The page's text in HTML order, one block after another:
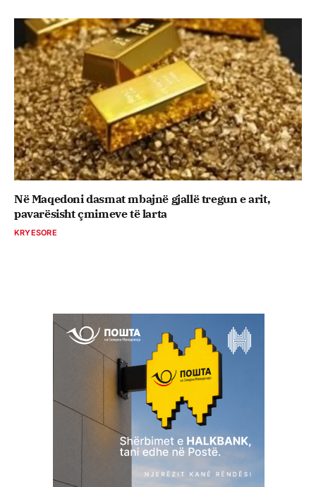
Në Maqedoni dasmat mbajnë gjallë tregun e arit,
pavarësisht çmimeve të larta
KRYESORE